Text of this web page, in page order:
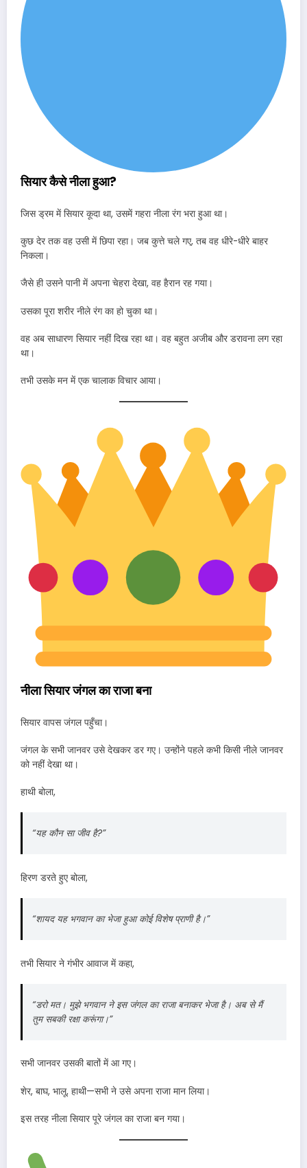
सियार कैसे नीला हुआ?
जिस ड्रम में सियार कूदा था, उसमें गहरा नीला रंग भरा हुआ था।
कुछ देर तक वह उसी में छिपा रहा। जब कुत्ते चले गए, तब वह धीरे-धीरे बाहर
निकला।
जैसे ही उसने पानी में अपना चेहरा देखा, वह हैरान रह गया।
उसका पूरा शरीर नीले रंग का हो चुका था।
वह अब साधारण सियार नहीं दिख रहा था। वह बहुत अजीब और डरावना लग रहा
था।
तभी उसके मन में एक चालाक विचार आया।
नीला सियार जंगल का राजा बना
सियार वापस जंगल पहुँचा।
जंगल के सभी जानवर उसे देखकर डर गए। उन्होंने पहले कभी किसी नीले जानवर
को नहीं देखा था।
हाथी बोला,
“यह कौन सा जीव है?”
हिरण डरते हुए बोला,
“शायद यह भगवान का भेजा हुआ कोई विशेष प्राणी है।”
तभी सियार ने गंभीर आवाज में कहा,
“डरो मत। मुझे भगवान ने इस जंगल का राजा बनाकर भेजा है। अब से मैं
तुम सबकी रक्षा करूंगा।”
सभी जानवर उसकी बातों में आ गए।
शेर, बाघ, भालू, हाथी—सभी ने उसे अपना राजा मान लिया।
इस तरह नीला सियार पूरे जंगल का राजा बन गया।